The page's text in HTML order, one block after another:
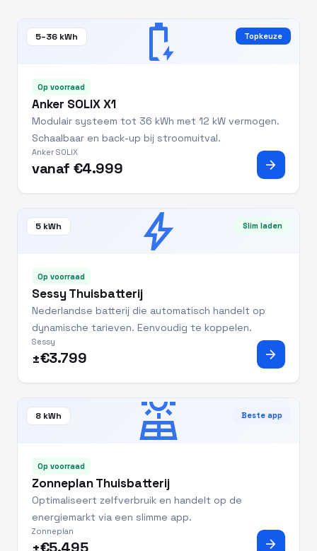
battery_charging_full
5–36 kWh Topkeuze
Op voorraad
Anker SOLIX X1
Modulair systeem tot 36 kWh met 12 kW vermogen.
Schaalbaar en back-up bij stroomuitval.
Anker SOLIX
vanaf €4.999 arrow_forward
bolt
5 kWh Slim laden
Op voorraad
Sessy Thuisbatterij
Nederlandse batterij die automatisch handelt op
dynamische tarieven. Eenvoudig te koppelen.
Sessy
±€3.799 arrow_forward
solar_power
8 kWh Beste app
Op voorraad
Zonneplan Thuisbatterij
Optimaliseert zelfverbruik en handelt op de
energiemarkt via een slimme app.
Zonneplan
arrow_forward